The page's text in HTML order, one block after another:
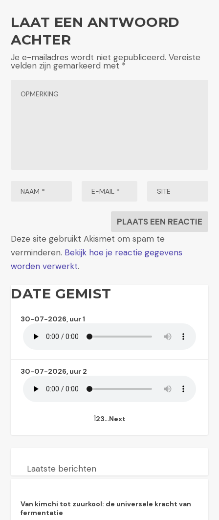
LAAT EEN ANTWOORD
ACHTER
Je e-mailadres wordt niet gepubliceerd. Vereiste
velden zijn gemarkeerd met *
Deze site gebruikt Akismet om spam te
verminderen. Bekijk hoe je reactie gegevens
worden verwerkt.
DATE GEMIST
30-07-2026, uur 1
30-07-2026, uur 2
123…Next
Laatste berichten
Van kimchi tot zuurkool: de universele kracht van
fermentatie